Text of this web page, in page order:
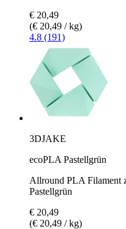
€ 20,49
(€ 20,49 / kg)
4.8 (191)
3DJAKE
ecoPLA Pastellgrün
Allround PLA Filament
Pastellgrün
€ 20,49
(€ 20,49 / kg)